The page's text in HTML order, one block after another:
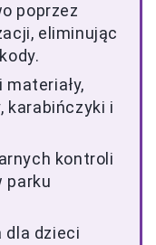
poprzez
eliminując
karabińczyki i
kontroli
parku
dla dzieci